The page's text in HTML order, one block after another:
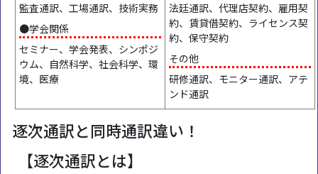
監査通訳、工場通訳、技術実務
●学会関係
セミナー、学会発表、シンポジ
ウム、自然科学、社会科学、環
境、医療
法廷通訳、代理店契約、雇用契
約、賃貸借契約、ライセンス契
約、保守契約
その他
研修通訳、モニター通訳、アテ
ンド通訳
逐次通訳と同時通訳違い！
【逐次通訳とは】